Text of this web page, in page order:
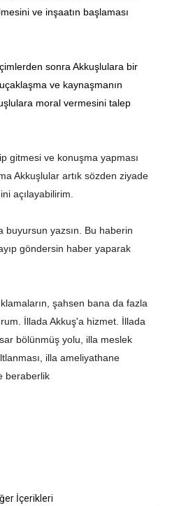
ve inşaatın başlaması
sonra Akkuşlulara bir
ve kaynaşmanın
moral vermesini talep
gitmesi ve konuşma yapması
Akkuşlular artık sözden ziyade
açılayabilirim.
buyursun yazsın. Bu haberin
göndersin haber yaparak
şahsen bana da fazla
İllada Akkuş'a hizmet. İllada
bölünmüş yolu, illa meslek
illa ameliyathane
beraberlik
İçerikleri